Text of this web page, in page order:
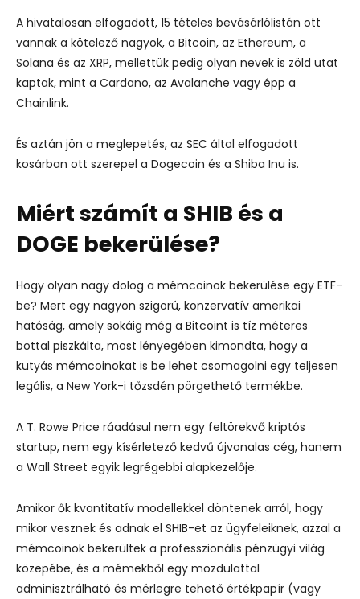
A hivatalosan elfogadott, 15 tételes bevásárlólistán ott
vannak a kötelező nagyok, a Bitcoin, az Ethereum, a
Solana és az XRP, mellettük pedig olyan nevek is zöld utat
kaptak, mint a Cardano, az Avalanche vagy épp a
Chainlink.
És aztán jön a meglepetés, az SEC által elfogadott
kosárban ott szerepel a Dogecoin és a Shiba Inu is.
Miért számít a SHIB és a
DOGE bekerülése?
Hogy olyan nagy dolog a mémcoinok bekerülése egy ETF-
be? Mert egy nagyon szigorú, konzervatív amerikai
hatóság, amely sokáig még a Bitcoint is tíz méteres
bottal piszkálta, most lényegében kimondta, hogy a
kutyás mémcoinokat is be lehet csomagolni egy teljesen
legális, a New York-i tőzsdén pörgethető termékbe.
A T. Rowe Price ráadásul nem egy feltörekvő kriptós
startup, nem egy kísérletező kedvű újvonalas cég, hanem
a Wall Street egyik legrégebbi alapkezelője.
Amikor ők kvantitatív modellekkel döntenek arról, hogy
mikor vesznek és adnak el SHIB-et az ügyfeleiknek, azzal a
mémcoinok bekerültek a professzionális pénzügyi világ
közepébe, és a mémekből egy mozdulattal
adminisztrálható és mérlegre tehető értékpapír (vagy